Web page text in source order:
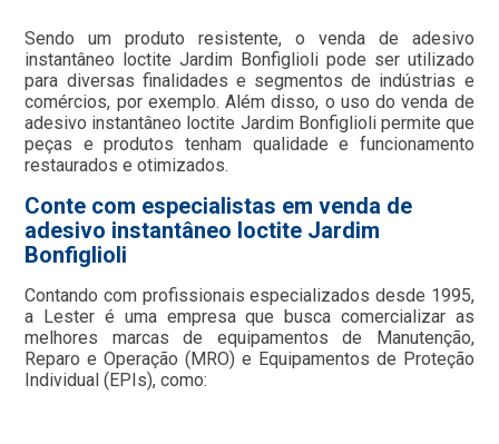
Sendo um produto resistente, o venda de adesivo
instantâneo loctite Jardim Bonfiglioli pode ser utilizado
para diversas finalidades e segmentos de indústrias e
comércios, por exemplo. Além disso, o uso do venda de
adesivo instantâneo loctite Jardim Bonfiglioli permite que
peças e produtos tenham qualidade e funcionamento
restaurados e otimizados.
Conte com especialistas em venda de
adesivo instantâneo loctite Jardim
Bonfiglioli
Contando com profissionais especializados desde 1995,
a Lester é uma empresa que busca comercializar as
melhores marcas de equipamentos de Manutenção,
Reparo e Operação (MRO) e Equipamentos de Proteção
Individual (EPIs), como: